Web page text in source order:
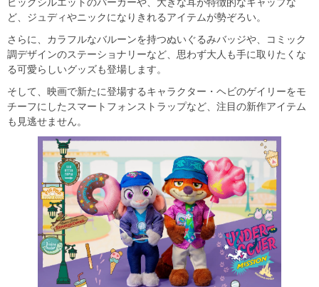
ど、ジュディやニックになりきれるアイテムが勢ぞろい。
さらに、カラフルなバルーンを持つぬいぐるみバッジや、コミック
調デザインのステーショナリーなど、思わず大人も手に取りたくな
る可愛らしいグッズも登場します。
そして、映画で新たに登場するキャラクター・ヘビのゲイリーをモ
チーフにしたスマートフォンストラップなど、注目の新作アイテム
も見逃せません。